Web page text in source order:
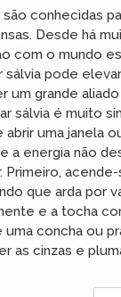
conhecidas
Desde há
com o mundo
sálvia pode
um grande
sálvia é muito
uma janela
a energia não
Primeiro,
que arda por
e a tocha
concha ou
as cinzas e